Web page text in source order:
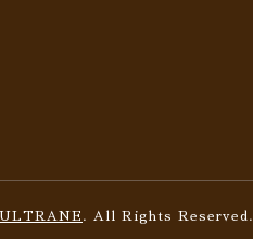
. All Rights Reserved.